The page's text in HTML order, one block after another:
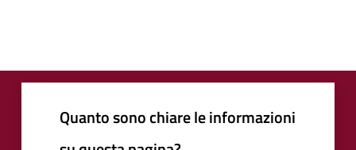
Quanto sono chiare le informazioni